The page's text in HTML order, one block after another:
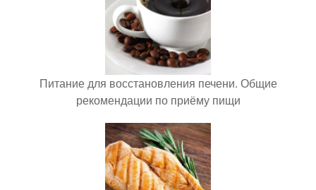
Питание для восстановления печени. Общие
рекомендации по приёму пищи